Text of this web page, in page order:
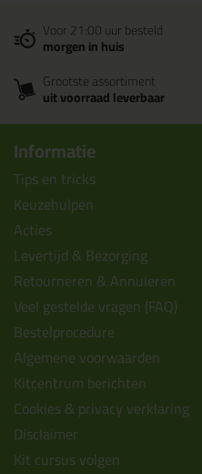
Voor 21:00 uur besteld
morgen in huis
Grootste assortiment
uit voorraad leverbaar
Informatie
Tips en tricks
Keuzehulpen
Acties
Levertijd & Bezorging
Retourneren & Annuleren
Veel gestelde vragen (FAQ)
Bestelprocedure
Algemene voorwaarden
Kitcentrum berichten
Cookies & privacy verklaring
Disclaimer
Kit cursus volgen